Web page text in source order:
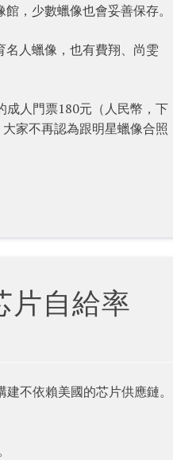
，少數蠟像也會妥善保存。
人蠟像，也有費翔、尚雯
成人門票180元（人民幣，下
家不再認為跟明星蠟像合照
片自給率
不依賴美國的芯片供應鏈。